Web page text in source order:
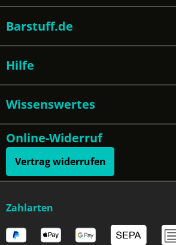
Barstuff.de
Hilfe
Wissenswertes
Online-Widerruf
Vertrag widerrufen
Zahlarten